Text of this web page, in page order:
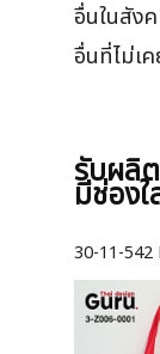
อื่นในสัง
อื่นที่ไม่เ
รับผลิ
มีช่อง
30-11-542